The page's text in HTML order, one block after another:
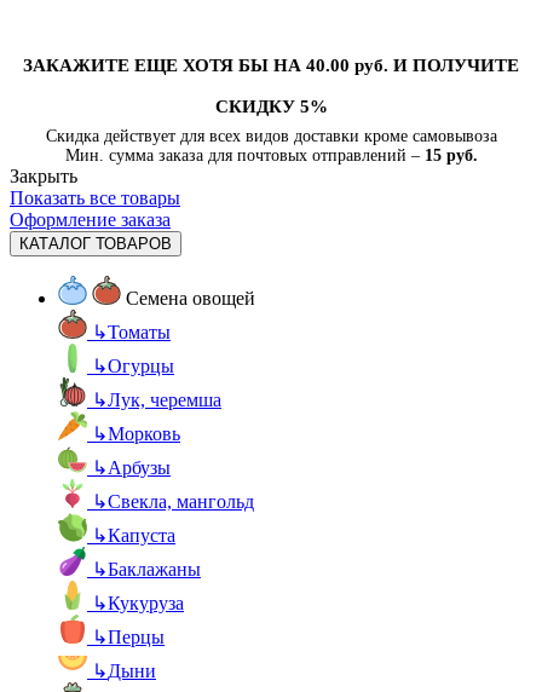
ЗАКАЖИТЕ ЕЩЕ ХОТЯ БЫ НА 40.00 руб. И ПОЛУЧИТЕ
СКИДКУ 5%
Скидка действует для всех видов доставки кроме самовывоза
Мин. сумма заказа для почтовых отправлений – 15 руб.
Закрыть
Показать все товары
Оформление заказа
КАТАЛОГ ТОВАРОВ
Семена овощей
↳Томаты
↳Огурцы
↳Лук, черемша
↳Морковь
↳Арбузы
↳Свекла, мангольд
↳Капуста
↳Баклажаны
↳Кукуруза
↳Перцы
↳Дыни